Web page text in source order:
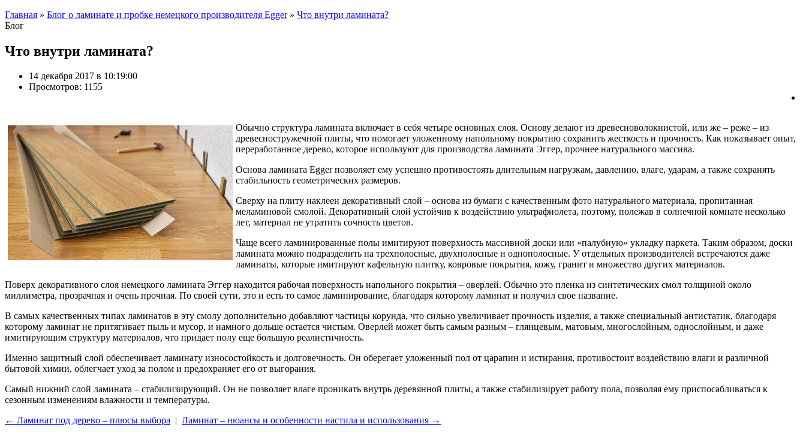
Главная » Блог о ламинате и пробке немецкого производителя Egger» Что внутри ламината?
Блог
Что внутри ламината?
14 декабря 2017 в 10:19:00
Просмотров: 1155
Обычно структура ламината включает в себя четыре основных слоя. Основу делают из древесноволокнистой, или же – реже – из
древесностружечной плиты, что помогает уложенному напольному покрытию сохранить жесткость и прочность. Как показывает опыт,
переработанное дерево, которое используют для производства ламината Эггер, прочнее натурального массива.
Основа ламината Egger позволяет ему успешно противостоять длительным нагрузкам, давлению, влаге, ударам, а также сохранять
стабильность геометрических размеров.
Сверху на плиту наклеен декоративный слой – основа из бумаги с качественным фото натурального материала, пропитанная
меламиновой смолой. Декоративный слой устойчив к воздействию ультрафиолета, поэтому, полежав в солнечной комнате несколько
лет, материал не утратить сочность цветов.
Чаще всего ламинированные полы имитируют поверхность массивной доски или «палубную» укладку паркета. Таким образом, доски
ламината можно подразделить на трехполосные, двухполосные и однополосные. У отдельных производителей встречаются даже
ламинаты, которые имитируют кафельную плитку, ковровые покрытия, кожу, гранит и множество других материалов.
Поверх декоративного слоя немецкого ламината Эггер находится рабочая поверхность напольного покрытия – оверлей. Обычно это пленка из синтетических смол толщиной около
миллиметра, прозрачная и очень прочная. По своей сути, это и есть то самое ламинирование, благодаря которому ламинат и получил свое название.
В самых качественных типах ламинатов в эту смолу дополнительно добавляют частицы корунда, что сильно увеличивает прочность изделия, а также специальный антистатик, благодаря
которому ламинат не притягивает пыль и мусор, и намного дольше остается чистым. Оверлей может быть самым разным – глянцевым, матовым, многослойным, однослойным, и даже
имитирующим структуру материалов, что придает полу еще большую реалистичность.
Именно защитный слой обеспечивает ламинату износостойкость и долговечность. Он оберегает уложенный пол от царапин и истирания, противостоит воздействию влаги и различной
бытовой химии, облегчает уход за полом и предохраняет его от выгорания.
Самый нижний слой ламината – стабилизирующий. Он не позволяет влаге проникать внутрь деревянной плиты, а также стабилизирует работу пола, позволяя ему приспосабливаться к
сезонным изменениям влажности и температуры.
← Ламинат под дерево – плюсы выбора | Ламинат – нюансы и особенности настила и использования →